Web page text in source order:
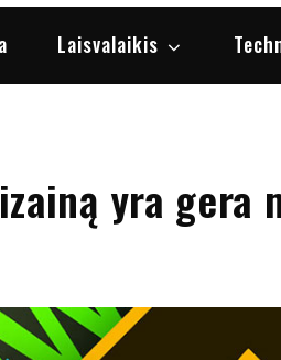
Laisvalaikis
yra gera